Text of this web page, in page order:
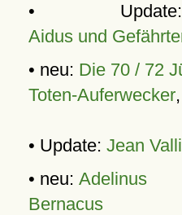
•
Aidus und
• neu: Die 70 / 72
Toten-Auferwecker,
• Update: Jean
• neu: Adelinus
Bernacus